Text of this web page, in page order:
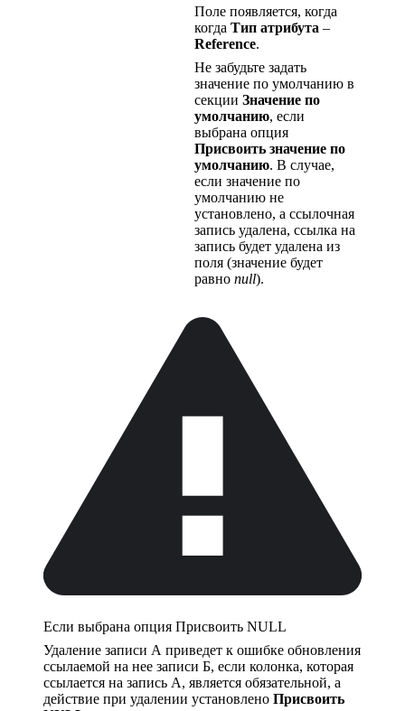
Поле появляется, когда
когда Тип атрибута –
Reference.
Не забудьте задать
значение по умолчанию в
секции Значение по
умолчанию, если
выбрана опция
Присвоить значение по
умолчанию. В случае,
если значение по
умолчанию не
установлено, а ссылочная
запись удалена, ссылка на
запись будет удалена из
поля (значение будет
равно null).
Если выбрана опция Присвоить NULL
Удаление записи А приведет к ошибке обновления
ссылаемой на нее записи Б, если колонка, которая
ссылается на запись А, является обязательной, а
действие при удалении установлено Присвоить